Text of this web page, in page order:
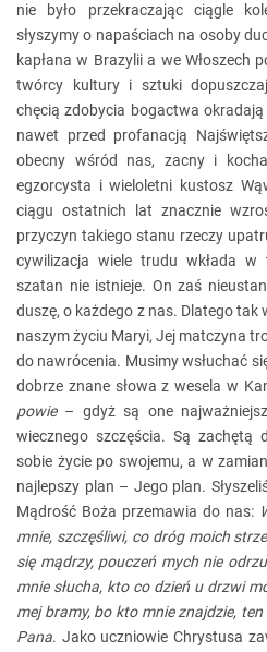
nie było przekraczając ciągle
słyszymy o napaściach na osoby
kapłana w Brazylii a we Włoszech
twórcy kultury i sztuki
chęcią zdobycia bogactwa
nawet przed profanacją
obecny wśród nas, zacny i
egzorcysta i wieloletni kustosz
ciągu ostatnich lat znacznie
przyczyn takiego stanu rzeczy
cywilizacja wiele trudu wkłada
szatan nie istnieje. On zaś
duszę, o każdego z nas. Dlatego tak
naszym życiu Maryi, Jej matczyna
do nawrócenia. Musimy wsłuchać
dobrze znane słowa z wesela w
powie – gdyż są one
wiecznego szczęścia. Są zachętą
sobie życie po swojemu, a w
najlepszy plan – Jego plan.
Mądrość Boża przemawia do nas:
mnie, szczęśliwi, co dróg moich
się mądrzy, pouczeń mych nie
mnie słucha, kto co dzień u drzwi
mej bramy, bo kto mnie znajdzie,
Pana. Jako uczniowie Chrystusa